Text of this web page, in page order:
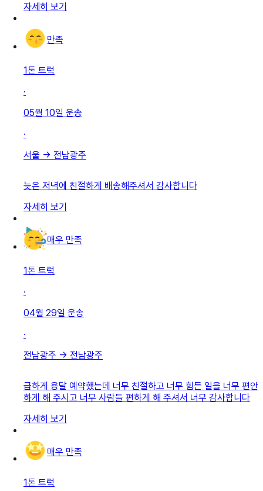
자세히 보기
만족
1톤 트럭
·
05월 10일 운송
·
서울 → 전남광주
늦은 저녁에 친절하게 배송해주셔서 감사합니다
자세히 보기
매우 만족
1톤 트럭
·
04월 29일 운송
·
전남광주 → 전남광주
급하게 용달 예약했는데 너무 친절하고 너무 힘든 일을 너무 편안
하게 해 주시고 너무 사람들 편하게 해 주셔서 너무 감사합니다
자세히 보기
매우 만족
1톤 트럭